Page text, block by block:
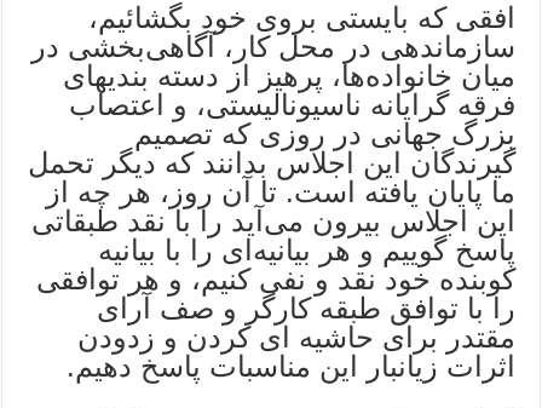
افقی که بایستی بروی خود بگشائیم،
سازماندهی در محل کار، آگاهی‌بخشی در
میان خانواده‌ها، پرهیز از دسته بندیهای
فرقه گرایانه ناسیونالیستی، و اعتصاب
بزرگ جهانی در روزی که تصمیم
‌گیرندگان این اجلاس بدانند که دیگر تحمل
ما پایان یافته است. تا آن روز، هر چه از
این اجلاس بیرون می‌آید را با نقد طبقاتی
پاسخ گوییم و هر بیانیه‌ای را با بیانیه
کوبنده خود نقد و نفی کنیم، و هر توافقی
را با توافق طبقه کارگر و صف آرای
مقتدر برای حاشیه ای کردن و زدودن
اثرات زیانبار این مناسبات پاسخ دهیم.